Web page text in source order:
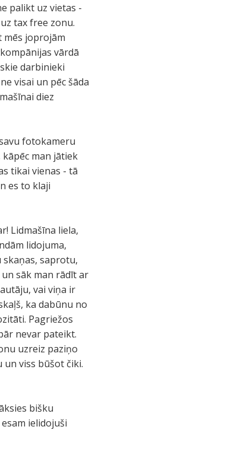
palikt uz vietas -
tax free zonu.
mēs joprojām
vārdā
darbinieki
visai un pēc šāda
diez
fotokameru
man jātiek
tikai vienas - tā
es to klaji
Lidmašīna liela,
lidojuma,
saprotu,
sāk man rādīt ar
vai viņa ir
ka dabūnu no
Pagriežos
nevar pateikt.
uzreiz paziņo
viss būšot čiki.
bišku
ielidojuši